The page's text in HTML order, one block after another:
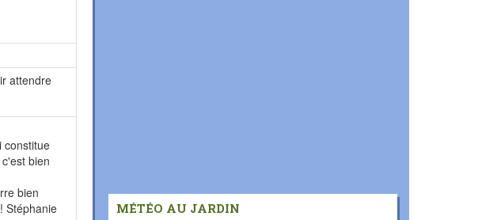
attendre
constitue
bien
bien
Stéphanie
MÉTÉO AU JARDIN